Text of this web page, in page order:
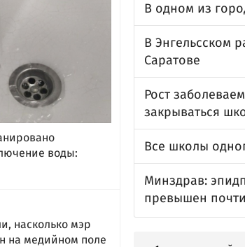
воды:
насколько мэр
на медийном поле
В одном из
В Энгельсском
Саратове
Рост
закрываться
Все школы
Минздрав:
превышен